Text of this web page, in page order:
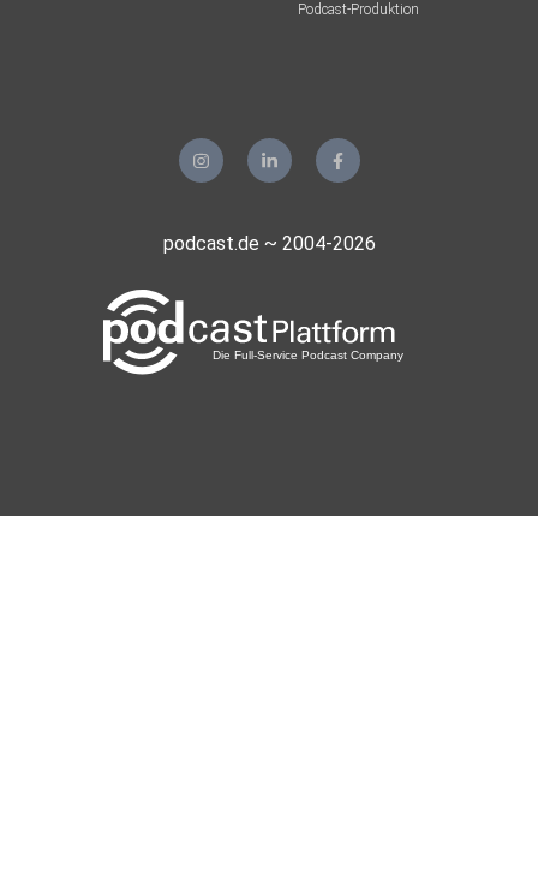
Podcast-Produktion
podcast.de ~ 2004-2026